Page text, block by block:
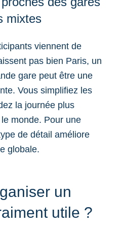
mixtes
viennent de
pas bien Paris, un
gare peut être une
Vous simplifiez les
la journée plus
monde. Pour une
de détail améliore
globale.
un
utile ?